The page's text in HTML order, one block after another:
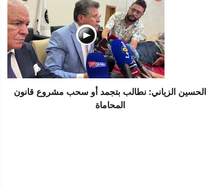
الحسين الزياني: نطالب بتجمد أو سحب مشروع قانون
المحاماة